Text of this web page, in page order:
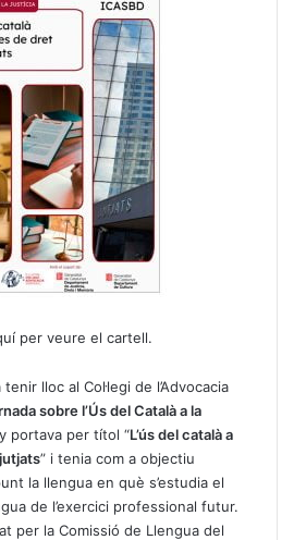
per veure el cartell.
lloc al Col·legi de l’Advocacia
sobre l’Ús del Català a la
portava per títol “L’ús del català a
” i tenia com a objectiu
la llengua en què s’estudia el
de l’exercici professional futur.
per la Comissió de Llengua del